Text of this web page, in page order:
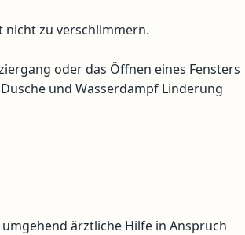
nicht zu verschlimmern.
oder das Öffnen eines Fensters
und Wasserdampf Linderung
ärztliche Hilfe in Anspruch